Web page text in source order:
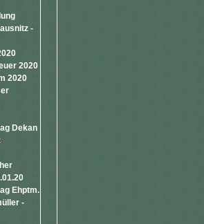
-
2020
2020
Dekan
Ehptm.
-